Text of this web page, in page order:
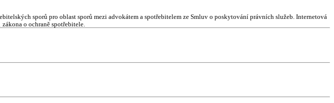
sporů pro oblast sporů mezi advokátem a spotřebitelem ze Smluv o poskytování právních služeb. Internetová
o ochraně spotřebitele.